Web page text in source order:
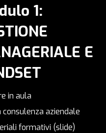
1:
E
in aula
consulenza aziendale
formativi (slide)